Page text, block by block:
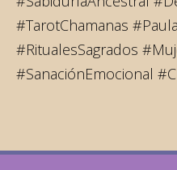
#TarotChamanas
#RitualesSagrados
#SanaciónEmocional